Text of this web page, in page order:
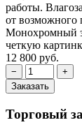
работы.
от возможного
Монохромный
четкую
12 800 руб.
Торговый